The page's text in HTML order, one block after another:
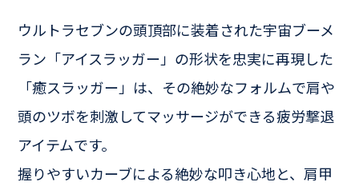
ウルトラセブンの頭頂部に装着された宇宙ブーメ
ラン「アイスラッガー」の形状を忠実に再現した
「癒スラッガー」は、その絶妙なフォルムで肩や
頭のツボを刺激してマッサージができる疲労撃退
アイテムです。
握りやすいカーブによる絶妙な叩き心地と、肩甲